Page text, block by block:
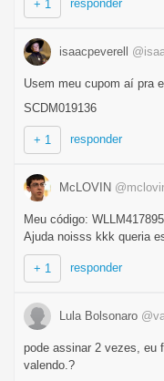
+ 1 responder
isaacpeverell
Usem meu cupom aí pra
SCDM019136
+ 1 responder
McLOVIN
Meu código: WLLM417895
Ajuda noisss kkk queria
+ 1 responder
Lula Bolsonaro
pode assinar 2 vezes, eu
valendo.?